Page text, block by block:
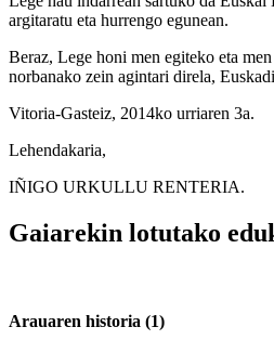
argitaratu eta hurrengo egunean.
Beraz, Lege honi men egiteko eta
norbanako zein agintari direla,
Vitoria-Gasteiz, 2014ko urriaren 3a.
Lehendakaria,
IÑIGO URKULLU RENTERIA.
Gaiarekin lotutako
Arauaren historia (1)